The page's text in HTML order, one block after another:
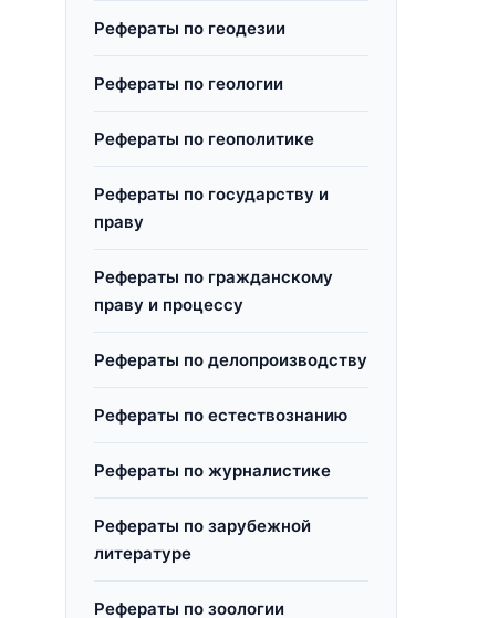
Рефераты по геодезии
Рефераты по геологии
Рефераты по геополитике
Рефераты по государству и
праву
Рефераты по гражданскому
праву и процессу
Рефераты по делопроизводству
Рефераты по естествознанию
Рефераты по журналистике
Рефераты по зарубежной
литературе
Рефераты по зоологии